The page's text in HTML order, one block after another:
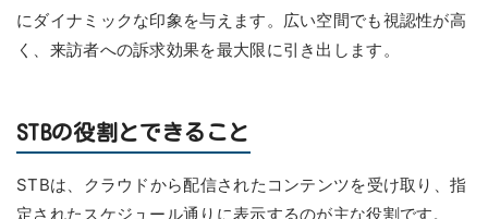
にダイナミックな印象を与えます。広い空間でも視認性が高
く、来訪者への訴求効果を最大限に引き出します。
STBの役割とできること
STBは、クラウドから配信されたコンテンツを受け取り、指
定されたスケジュール通りに表示するのが主な役割です。